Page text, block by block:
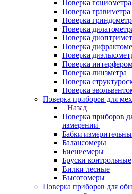
Поверка гониометра
Поверка гравиметра
Поверка
Поверка
Поверка
Поверка
Поверка
Поверка
Поверка линзметра
Поверка
Поверка
Поверка приборов для
Назад
Поверка приборов
измерений
Бабки
Балансомеры
Биениемеры
Бруски контрольные
Вилки лесные
Высотомеры
Поверка приборов для